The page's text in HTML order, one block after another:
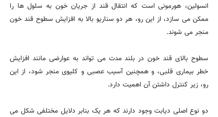
انسولین، هورمونی است که انتقال قند از جریان خون به سلول ها را
ممکن می سازد، از این رو، هر دو سناریو بالا به افزایش سطوح قند خون
منجر می شوند.
سطوح بالای قند خون در بلند مدت می تواند به عوارضی مانند افزایش
خطر بیماری قلبی، و همچنین آسیب عصبی و کلیوی منجر شود، از این
رو، زیر کنترل داشتن آن اهمیت دارد.
دو نوع اصلی دیابت وجود دارند که هر یک بنابر دلایل مختلفی شکل می